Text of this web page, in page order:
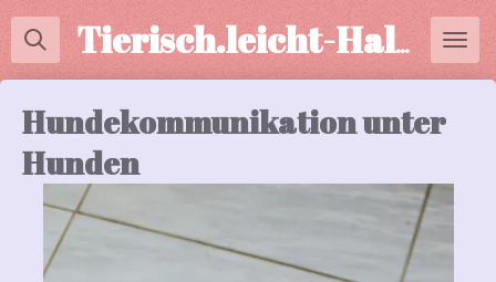
Zum
Hauptinhalt
Tierisch.leicht-Halterberatung
Hundekommunikation unter
Hunden